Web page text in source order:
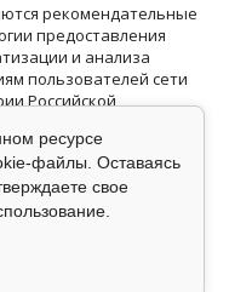
рекомендательные
предоставления
и анализа
пользователей сети
Российской
ул.Кузбасская
ресурсе
файлы. Оставаясь
свое